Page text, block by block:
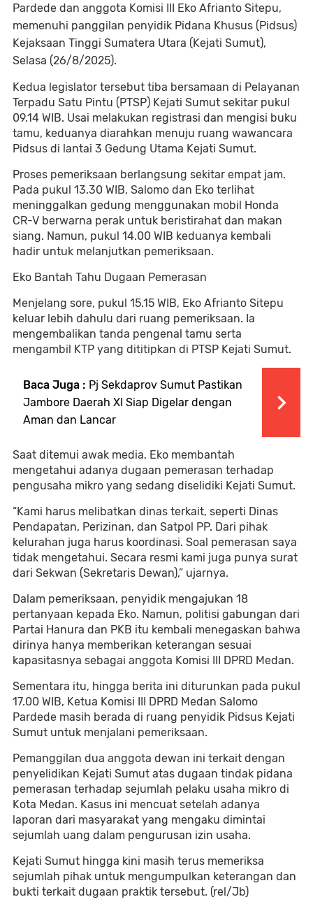
Pardede dan anggota Komisi III Eko Afrianto Sitepu,
memenuhi panggilan penyidik Pidana Khusus (Pidsus)
Kejaksaan Tinggi Sumatera Utara (Kejati Sumut),
Selasa (26/8/2025).
Kedua legislator tersebut tiba bersamaan di Pelayanan
Terpadu Satu Pintu (PTSP) Kejati Sumut sekitar pukul
09.14 WIB. Usai melakukan registrasi dan mengisi buku
tamu, keduanya diarahkan menuju ruang wawancara
Pidsus di lantai 3 Gedung Utama Kejati Sumut.
Proses pemeriksaan berlangsung sekitar empat jam.
Pada pukul 13.30 WIB, Salomo dan Eko terlihat
meninggalkan gedung menggunakan mobil Honda
CR-V berwarna perak untuk beristirahat dan makan
siang. Namun, pukul 14.00 WIB keduanya kembali
hadir untuk melanjutkan pemeriksaan.
Eko Bantah Tahu Dugaan Pemerasan
Menjelang sore, pukul 15.15 WIB, Eko Afrianto Sitepu
keluar lebih dahulu dari ruang pemeriksaan. Ia
mengembalikan tanda pengenal tamu serta
mengambil KTP yang dititipkan di PTSP Kejati Sumut.
Baca Juga : Pj Sekdaprov Sumut Pastikan
Jambore Daerah XI Siap Digelar dengan
Aman dan Lancar
Saat ditemui awak media, Eko membantah
mengetahui adanya dugaan pemerasan terhadap
pengusaha mikro yang sedang diselidiki Kejati Sumut.
“Kami harus melibatkan dinas terkait, seperti Dinas
Pendapatan, Perizinan, dan Satpol PP. Dari pihak
kelurahan juga harus koordinasi. Soal pemerasan saya
tidak mengetahui. Secara resmi kami juga punya surat
dari Sekwan (Sekretaris Dewan),” ujarnya.
Dalam pemeriksaan, penyidik mengajukan 18
pertanyaan kepada Eko. Namun, politisi gabungan dari
Partai Hanura dan PKB itu kembali menegaskan bahwa
dirinya hanya memberikan keterangan sesuai
kapasitasnya sebagai anggota Komisi III DPRD Medan.
Sementara itu, hingga berita ini diturunkan pada pukul
17.00 WIB, Ketua Komisi III DPRD Medan Salomo
Pardede masih berada di ruang penyidik Pidsus Kejati
Sumut untuk menjalani pemeriksaan.
Pemanggilan dua anggota dewan ini terkait dengan
penyelidikan Kejati Sumut atas dugaan tindak pidana
pemerasan terhadap sejumlah pelaku usaha mikro di
Kota Medan. Kasus ini mencuat setelah adanya
laporan dari masyarakat yang mengaku dimintai
sejumlah uang dalam pengurusan izin usaha.
Kejati Sumut hingga kini masih terus memeriksa
sejumlah pihak untuk mengumpulkan keterangan dan
bukti terkait dugaan praktik tersebut. (rel/Jb)